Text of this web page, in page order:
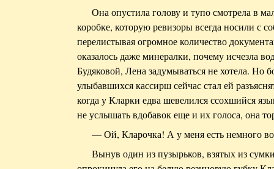
Она опустила голову и тупо смотрела в
коробке, которую ревизоры всегда носили с
перелистывая огромное количество
оказалось даже минералки, почему исчезла
Будяковой, Лена задумываться не хотела. Но
улыбавшихся кассирш сейчас стал ей
когда у Кларки едва шевелился ссохшийся
не услышать вдобавок еще и их голоса, она
— Ой, Кларочка! А у меня есть немного
Вынув один из пузырьков, взятых из